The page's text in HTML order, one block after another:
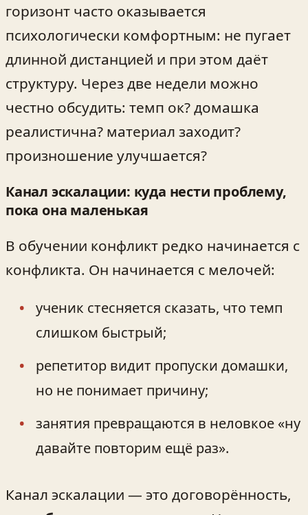
горизонт часто оказывается
психологически комфортным: не пугает
длинной дистанцией и при этом даёт
структуру. Через две недели можно
честно обсудить: темп ок? домашка
реалистична? материал заходит?
произношение улучшается?
Канал эскалации: куда нести проблему,
пока она маленькая
В обучении конфликт редко начинается с
конфликта. Он начинается с мелочей:
ученик стесняется сказать, что темп
слишком быстрый;
репетитор видит пропуски домашки,
но не понимает причину;
занятия превращаются в неловкое «ну
давайте повторим ещё раз».
Канал эскалации — это договорённость,